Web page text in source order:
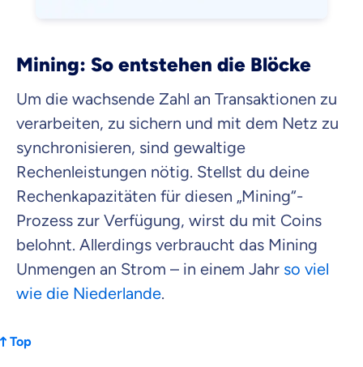
Mining: So entstehen die Blöcke
Um die wachsende Zahl an Transaktionen zu
verarbeiten, zu sichern und mit dem Netz zu
synchronisieren, sind gewaltige
Rechenleistungen nötig. Stellst du deine
Rechenkapazitäten für diesen „Mining“-
Prozess zur Verfügung, wirst du mit Coins
belohnt. Allerdings verbraucht das Mining
Unmengen an Strom – in einem Jahr so viel
wie die Niederlande.
Top